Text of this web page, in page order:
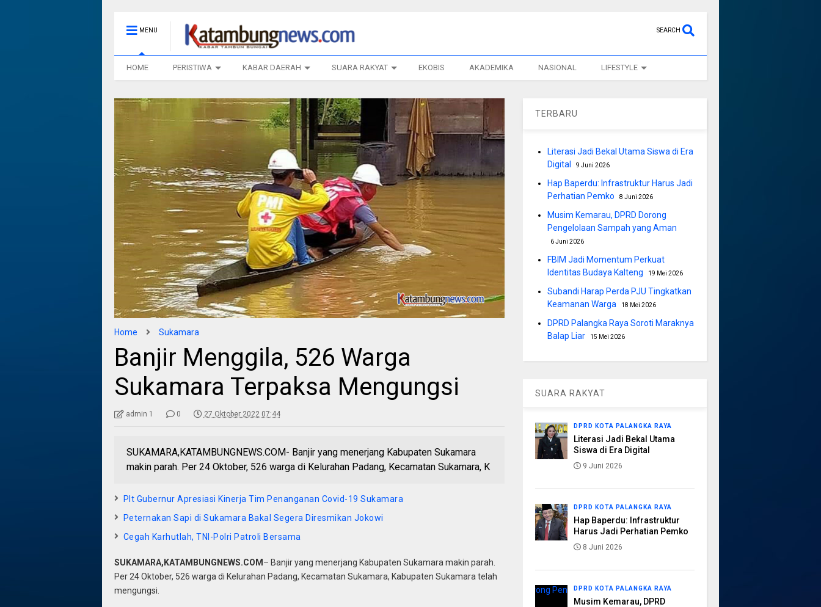
MENU SEARCH
HOME PERISTIWA KABAR DAERAH SUARA RAKYAT EKOBIS AKADEMIKA NASIONAL LIFESTYLE
Home Sukamara
Banjir Menggila, 526 Warga
Sukamara Terpaksa Mengungsi
admin 1 0 27 Oktober 2022 07:44
SUKAMARA,KATAMBUNGNEWS.COM- Banjir yang menerjang Kabupaten Sukamara
makin parah. Per 24 Oktober, 526 warga di Kelurahan Padang, Kecamatan Sukamara, K
Plt Gubernur Apresiasi Kinerja Tim Penanganan Covid-19 Sukamara
Peternakan Sapi di Sukamara Bakal Segera Diresmikan Jokowi
Cegah Karhutlah, TNI-Polri Patroli Bersama
SUKAMARA,KATAMBUNGNEWS.COM – Banjir yang menerjang Kabupaten Sukamara makin parah.
Per 24 Oktober, 526 warga di Kelurahan Padang, Kecamatan Sukamara, Kabupaten Sukamara telah
mengungsi.
TERBARU
Literasi Jadi Bekal Utama Siswa di Era
Digital
9 Juni 2026
Hap Baperdu: Infrastruktur Harus Jadi
Perhatian Pemko
8 Juni 2026
Musim Kemarau, DPRD Dorong
Pengelolaan Sampah yang Aman
6 Juni 2026
FBIM Jadi Momentum Perkuat
Identitas Budaya Kalteng
19 Mei 2026
Subandi Harap Perda PJU Tingkatkan
Keamanan Warga
18 Mei 2026
DPRD Palangka Raya Soroti Maraknya
Balap Liar
15 Mei 2026
SUARA RAKYAT
DPRD KOTA PALANGKA RAYA
Literasi Jadi Bekal Utama
Siswa di Era Digital
9 Juni 2026
DPRD KOTA PALANGKA RAYA
Hap Baperdu: Infrastruktur
Harus Jadi Perhatian Pemko
8 Juni 2026
DPRD KOTA PALANGKA RAYA
Musim Kemarau, DPRD